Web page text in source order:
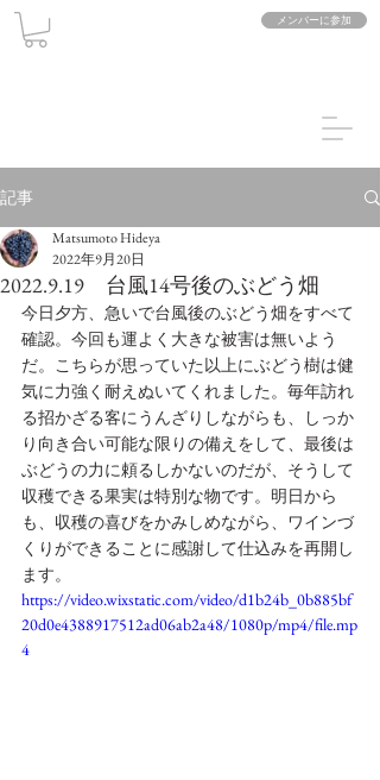
メンバーに参加
記事
2022.9.19 台風14号後のぶどう畑
Matsumoto Hideya
2022年9月20日
今日夕方、急いで台風後のぶどう畑をすべて
確認。今回も運よく大きな被害は無いよう
だ。こちらが思っていた以上にぶどう樹は健
気に力強く耐えぬいてくれました。毎年訪れ
る招かざる客にうんざりしながらも、しっか
り向き合い可能な限りの備えをして、最後は
ぶどうの力に頼るしかないのだが、そうして
収穫できる果実は特別な物です。明日から
も、収穫の喜びをかみしめながら、ワインづ
くりができることに感謝して仕込みを再開し
ます。
https://video.wixstatic.com/video/d1b24b_0b885bf
20d0e4388917512ad06ab2a48/1080p/mp4/file.mp
4